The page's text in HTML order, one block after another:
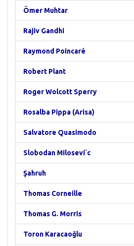
Ömer Muhtar
Rajiv Gandhi
Raymond Poincaré
Robert Plant
Roger Wolcott Sperry
Rosalba Pippa (Arisa)
Salvatore Quasimodo
Slobodan Milosevi´c
Şahruh
Thomas Corneille
Thomas G. Morris
Toron Karacaoğlu